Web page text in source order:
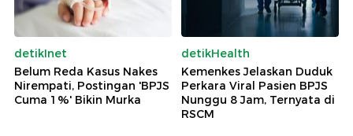
detikInet
Belum Reda Kasus Nakes
Nirempati, Postingan 'BPJS
Cuma 1%' Bikin Murka
detikHealth
Kemenkes Jelaskan Duduk
Perkara Viral Pasien BPJS
Nunggu 8 Jam, Ternyata di
RSCM